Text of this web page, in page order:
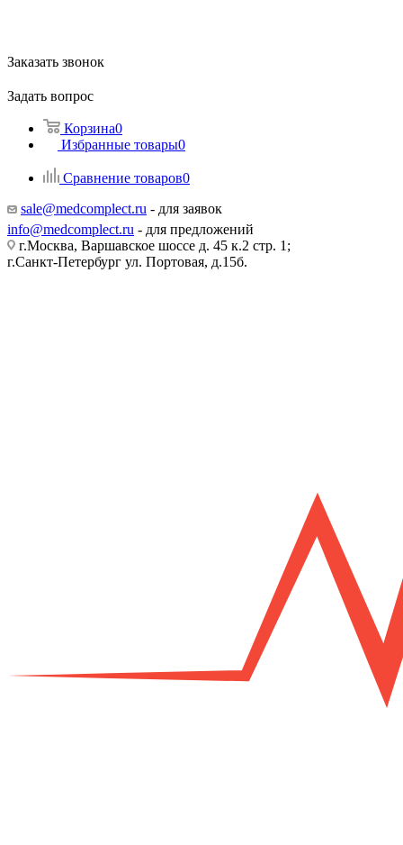
Заказать звонок
Задать вопрос
Корзина0
Избранные товары0
Сравнение товаров0
sale@medcomplect.ru - для заявок
info@medcomplect.ru - для предложений
г.Москва, Варшавское шоссе д. 45 к.2 стр. 1;
г.Санкт-Петербург ул. Портовая, д.15б.